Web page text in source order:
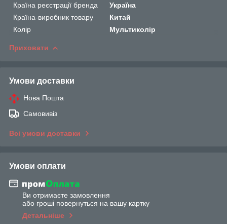
Країна реєстрації бренда
Україна
Країна-виробник товару
Китай
Колір
Мультиколір
Приховати
Умови доставки
Нова Пошта
Самовивіз
Всі умови доставки
Умови оплати
Ви отримаєте замовлення
або гроші повернуться на вашу картку
Детальніше